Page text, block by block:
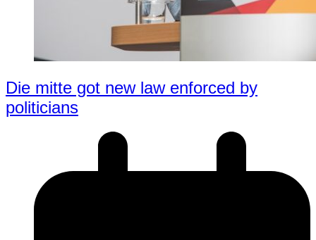
Die mitte got new law enforced by
politicians